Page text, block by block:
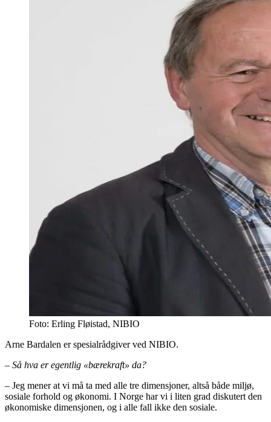
Foto: Erling Fløistad, NIBIO
Arne Bardalen er spesialrådgiver ved NIBIO.
– Så hva er egentlig «bærekraft» da?
– Jeg mener at vi må ta med alle tre dimensjoner, altså både miljø,
sosiale forhold og økonomi. I Norge har vi i liten grad diskutert den
økonomiske dimensjonen, og i alle fall ikke den sosiale.